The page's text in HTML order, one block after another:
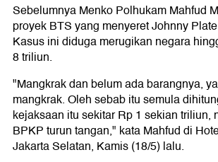
Sebelumnya Menko Polhukam Mahfud
proyek BTS yang menyeret Johnny
Kasus ini diduga merugikan negara
8 triliun.
"Mangkrak dan belum ada barangnya,
mangkrak. Oleh sebab itu semula
kejaksaan itu sekitar Rp 1 sekian triliun,
BPKP turun tangan," kata Mahfud di
Jakarta Selatan, Kamis (18/5) lalu.